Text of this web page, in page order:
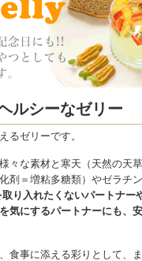
ルシーなゼリー
るゼリーです。
々な素材と寒天（天然の天
剤＝増粘多糖類）やゼラチ
り入れたくないパートナー
気にするパートナーにも、
食事に添える彩りとして、